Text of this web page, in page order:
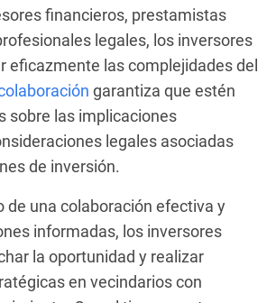
financieros, prestamistas
legales, los inversores
eficazmente las complejidades del
garantiza que estén
sobre las implicaciones
legales asociadas
de inversión.
de una colaboración efectiva y
informadas, los inversores
la oportunidad y realizar
en vecindarios con